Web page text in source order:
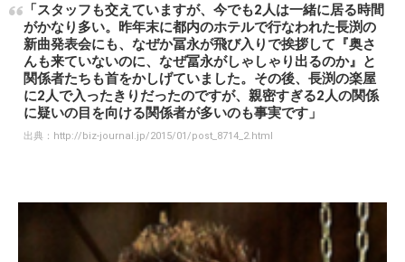
「スタッフも交えていますが、今でも2人は一緒に居る時間
がかなり多い。昨年末に都内のホテルで行なわれた長渕の
新曲発表会にも、なぜか冨永が飛び入りで挨拶して『奥さ
んも来ていないのに、なぜ冨永がしゃしゃり出るのか』と
関係者たちも首をかしげていました。その後、長渕の楽屋
に2人で入ったきりだったのですが、親密すぎる2人の関係
に疑いの目を向ける関係者が多いのも事実です」
出典： http://biz-journal.jp/2015/01/post_8714_2.html